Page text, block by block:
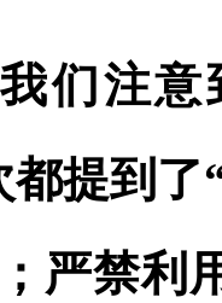
们注
都提到
严禁利